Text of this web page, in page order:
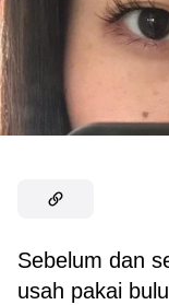
Sebelum dan
usah pakai